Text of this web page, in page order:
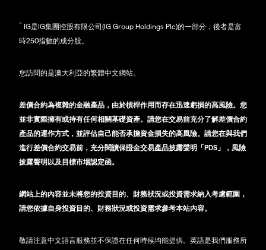
^ IG是IG集團控股有限公司(IG Group Holdings Plc)的一部分，後者是富
時250指數的成分股。
您訪問的是澳大利亞的繁體中文網站。
差價合約為複雜的金融產品，由於槓桿作用而存在迅速虧損的高風險。您
並非實際擁有或持有任何相關基礎資產。請您在交易前充分了解差價合約
產品的運作方式，並評估自己能否承擔資金損失的高風險。請您在與我們
進行差價合約交易前，充分閱讀保證金交易產品披露聲明「PDS」，風險
披露聲明以及目標市場認定函。
網站上的內容並未將您的投資目的、財務狀況或投資需求納入考慮範圍，
請您依據自身投資目的、財務狀況或投資需求參考本站內容。
敬請注意中文語言服務並不保證在任何時候均能提供。英語是我們服務所